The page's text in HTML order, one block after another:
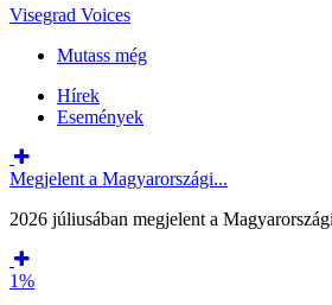
Visegrad Voices
Mutass még
Hírek
Események
Megjelent a Magyarországi...
2026 júliusában megjelent a
1%